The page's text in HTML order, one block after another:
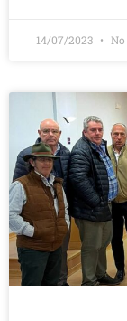
14/07/2023